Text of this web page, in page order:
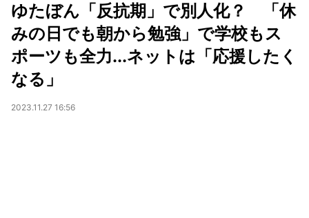
ゆたぼん「反抗期」で別人化？ 「休
みの日でも朝から勉強」で学校もス
ポーツも全力...ネットは「応援したく
なる」
2023.11.27 16:56